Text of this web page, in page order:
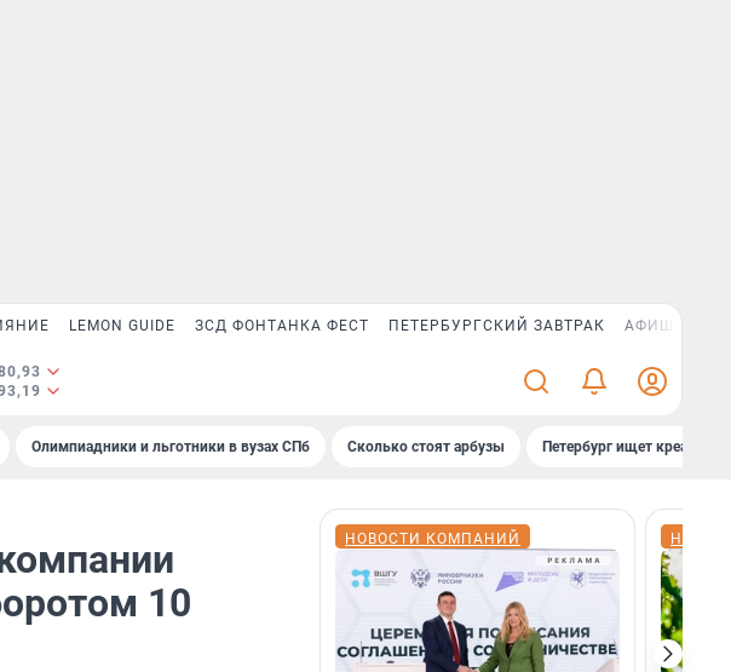
LEMON GUIDE ЗСД ФОНТАНКА ФЕСТ ПЕТЕРБУРГСКИЙ ЗАВТРАК АФИША PLUS
Олимпиадники и льготники в вузах СПб Сколько стоят арбузы Петербург ищет креатив
10
НОВОСТИ КОМПАНИЙ